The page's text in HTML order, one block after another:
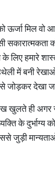
ऊर्जा मिल वो
लिए हमारे
में बनी
जोड़कर देखा
खुलते ही
के दुर्भाग्य
जुड़ी